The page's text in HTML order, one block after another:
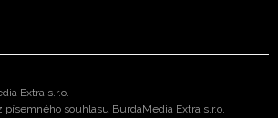
Extra s.r.o.
písemného souhlasu BurdaMedia Extra s.r.o.